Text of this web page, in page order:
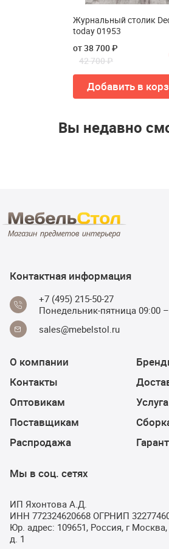
Журнальный столик
today 01953
от 38 700 ₽
42 700 ₽
Добавить в
Вы недавно
Контактная информация
+7 (495) 215-50-27
Понедельник-пятница 09:00
sales@mebelstol.ru
О компании
Контакты
Оптовикам
Поставщикам
Распродажа
Мы в соц. сетях
ИП Яхонтова А.Д.
ИНН 772324620668 ОГРНИП
Юр. адрес: 109651, Россия, г
д. 1